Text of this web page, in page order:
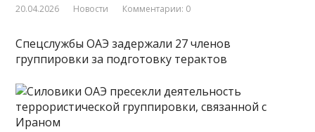
20.04.2026 Новости Комментарии: 0
Спецслужбы ОАЭ задержали 27 членов
группировки за подготовку терактов